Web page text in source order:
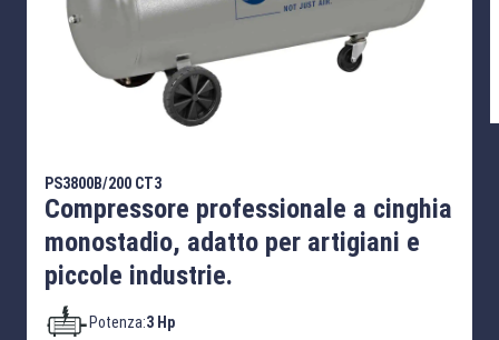
PS3800B/200 CT3
Compressore professionale a cinghia
monostadio, adatto per artigiani e
piccole industrie.
Potenza:3 Hp